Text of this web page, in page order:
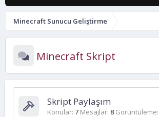
Minecraft Sunucu Geliştirme
Minecraft Skript
Skript Paylaşım
Konular 7 Mesajlar 8 Görüntüleme